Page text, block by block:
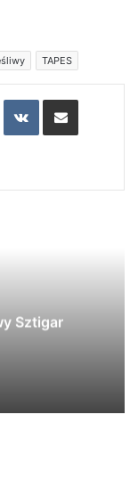
TAPES
Reddit VKontakteShare via Email